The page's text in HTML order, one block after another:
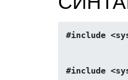
#include
#include